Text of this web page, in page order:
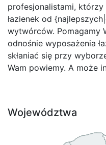
profesjonalistami,
łazienek od
wytwórców. Pomagamy
odnośnie wyposażenia
skłaniać się przy
Wam powiemy. A może
Województwa